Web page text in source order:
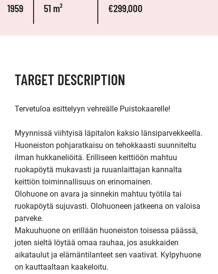
1959 51 m² €299,000
TARGET DESCRIPTION
Tervetuloa esittelyyn vehreälle Puistokaarelle!
Myynnissä viihtyisä läpitalon kaksio länsiparvekkeella.
Huoneiston pohjaratkaisu on tehokkaasti suunniteltu
ilman hukkaneliöitä. Erilliseen keittiöön mahtuu
ruokapöytä mukavasti ja ruuanlaittajan kannalta
keittiön toiminnallisuus on erinomainen.
Olohuone on avara ja sinnekin mahtuu työtila tai
ruokapöytä sujuvasti. Olohuoneen jatkeena on valoisa
parveke.
Makuuhuone on erillään huoneiston toisessa päässä,
joten sieltä löytää omaa rauhaa, jos asukkaiden
aikataulut ja elämäntilanteet sen vaativat. Kylpyhuone
on kauttaaltaan kaakeloitu.